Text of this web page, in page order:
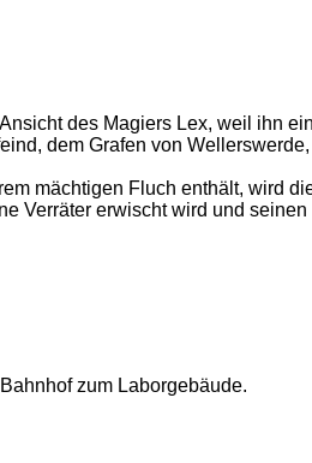
des Magiers Lex, weil ihn
dem Grafen von
mächtigen Fluch enthält, wird
Verräter erwischt wird und
zum Laborgebäude.